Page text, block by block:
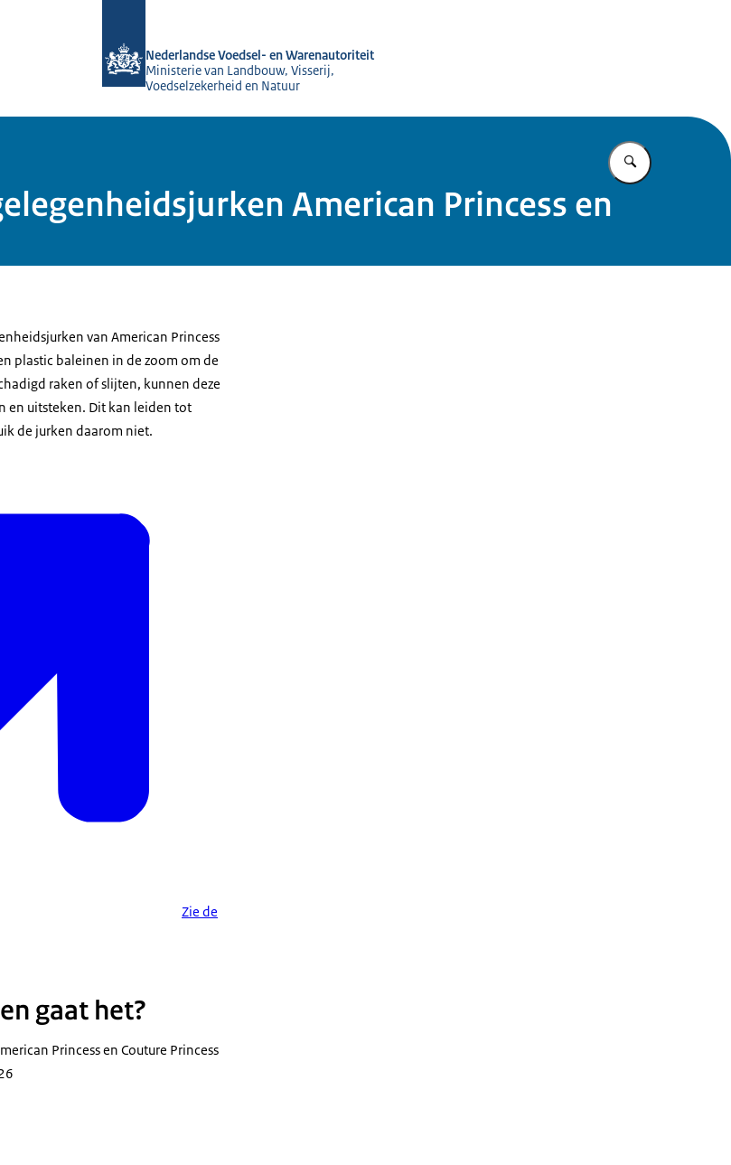
Nederlandse Voedsel- en Warenautoriteit
Ministerie van Landbouw, Visserij,
Voedselzekerheid en Natuur
Vul in wat u
American Princess en
van American Princess
plastic baleinen in de zoom om de
raken of slijten, kunnen deze
en uitsteken. Dit kan leiden tot
de jurken daarom niet.
Zie de
gaat het?
Princess en Couture Princess